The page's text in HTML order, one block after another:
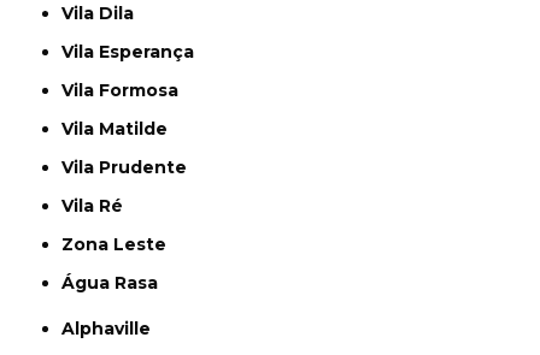
Vila Dila
Vila Esperança
Vila Formosa
Vila Matilde
Vila Prudente
Vila Ré
Zona Leste
Água Rasa
Alphaville